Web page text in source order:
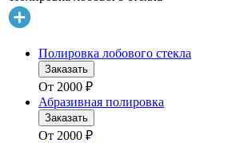
Полировка лобового стекла
Заказать
От 2000 ₽
Абразивная полировка
Заказать
От 2000 ₽